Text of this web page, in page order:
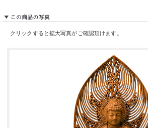
クリックすると拡大写真がご確認頂けます。